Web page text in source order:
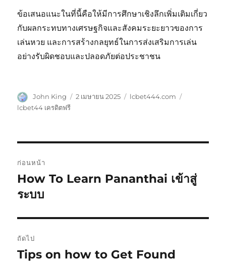
ข้อเสนอแนะในที่นี้คือให้มีการศึกษาเชิงลึกเพิ่มเติมเกี่ยว
กับผลกระทบทางเศรษฐกิจและสังคมระยะยาวของการ
เล่นหวย และการสร้างกลยุทธ์ในการส่งเสริมการเล่น
อย่างรับผิดชอบและปลอดภัยต่อประชาชน
ผู้
เขียน
John King
เขียน
2 เมษายน 2025
หมวด
lcbet444.com
lcbet44 เครดิตฟรี
เรื่อง
ก่อนหน้า
เรื่อง
ก่อน
How To Learn Pananthai เข้าสู่
ระบบ
ถัดไป
เรื่อง
Tips on how to Get Found